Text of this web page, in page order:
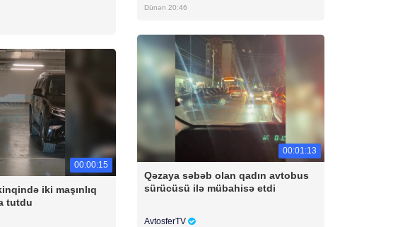
00:00:15
iki maşınlıq
tutdu
Dünən 20:46
00:01:13
Qəzaya səbəb olan qadın avtobus
sürücüsü ilə mübahisə etdi
AvtosferTV